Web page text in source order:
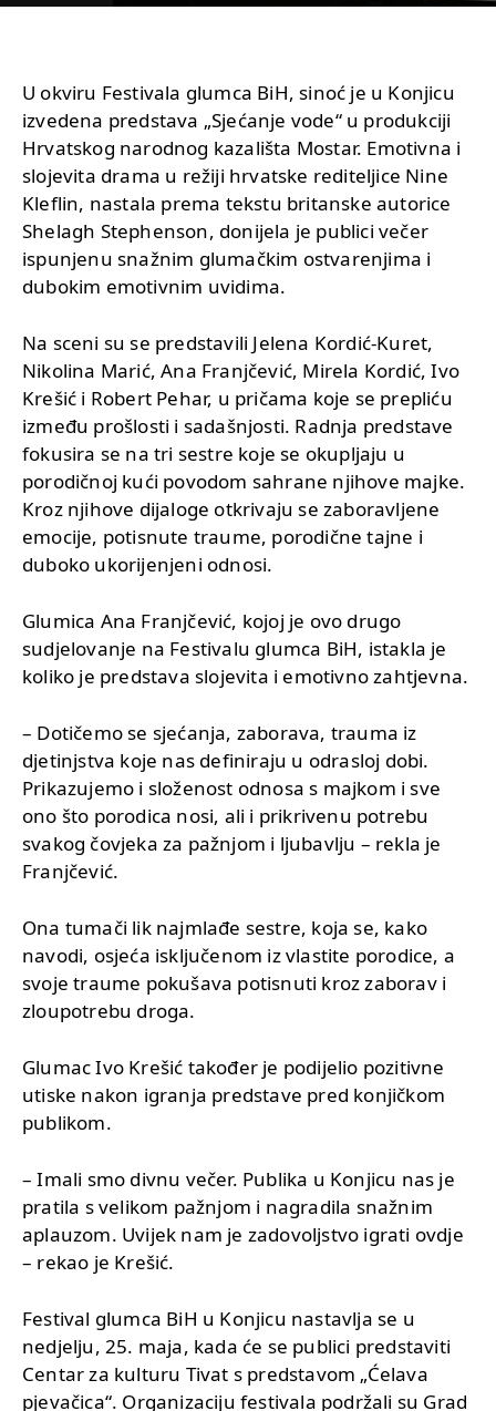
U okviru Festivala glumca BiH, sinoć je u Konjicu
izvedena predstava „Sjećanje vode“ u produkciji
Hrvatskog narodnog kazališta Mostar. Emotivna i
slojevita drama u režiji hrvatske rediteljice Nine
Kleflin, nastala prema tekstu britanske autorice
Shelagh Stephenson, donijela je publici večer
ispunjenu snažnim glumačkim ostvarenjima i
dubokim emotivnim uvidima.
Na sceni su se predstavili Jelena Kordić-Kuret,
Nikolina Marić, Ana Franjčević, Mirela Kordić, Ivo
Krešić i Robert Pehar, u pričama koje se prepliću
između prošlosti i sadašnjosti. Radnja predstave
fokusira se na tri sestre koje se okupljaju u
porodičnoj kući povodom sahrane njihove majke.
Kroz njihove dijaloge otkrivaju se zaboravljene
emocije, potisnute traume, porodične tajne i
duboko ukorijenjeni odnosi.
Glumica Ana Franjčević, kojoj je ovo drugo
sudjelovanje na Festivalu glumca BiH, istakla je
koliko je predstava slojevita i emotivno zahtjevna.
– Dotičemo se sjećanja, zaborava, trauma iz
djetinjstva koje nas definiraju u odrasloj dobi.
Prikazujemo i složenost odnosa s majkom i sve
ono što porodica nosi, ali i prikrivenu potrebu
svakog čovjeka za pažnjom i ljubavlju – rekla je
Franjčević.
Ona tumači lik najmlađe sestre, koja se, kako
navodi, osjeća isključenom iz vlastite porodice, a
svoje traume pokušava potisnuti kroz zaborav i
zloupotrebu droga.
Glumac Ivo Krešić također je podijelio pozitivne
utiske nakon igranja predstave pred konjičkom
publikom.
– Imali smo divnu večer. Publika u Konjicu nas je
pratila s velikom pažnjom i nagradila snažnim
aplauzom. Uvijek nam je zadovoljstvo igrati ovdje
– rekao je Krešić.
Festival glumca BiH u Konjicu nastavlja se u
nedjelju, 25. maja, kada će se publici predstaviti
Centar za kulturu Tivat s predstavom „Ćelava
pjevačica“. Organizaciju festivala podržali su Grad